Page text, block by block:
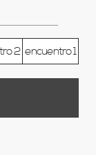
2 encuentro 1